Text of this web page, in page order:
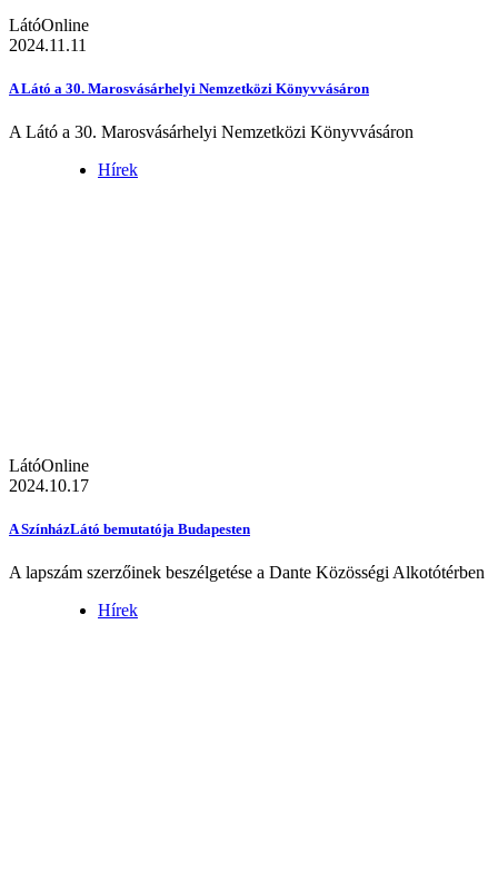
LátóOnline
2024.11.11
A Látó a 30. Marosvásárhelyi Nemzetközi Könyvvásáron
A Látó a 30. Marosvásárhelyi Nemzetközi Könyvvásáron
Hírek
LátóOnline
2024.10.17
A SzínházLátó bemutatója Budapesten
A lapszám szerzőinek beszélgetése a Dante Közösségi Alkotótérben
Hírek